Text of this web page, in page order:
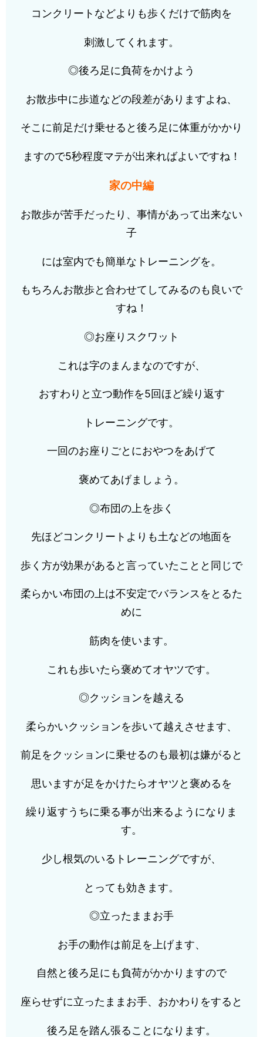
コンクリートなどよりも歩くだけで筋肉を
刺激してくれます。
◎後ろ足に負荷をかけよう
お散歩中に歩道などの段差がありますよね、
そこに前足だけ乗せると後ろ足に体重がかかり
ますので5秒程度マテが出来ればよいですね！
家の中編
お散歩が苦手だったり、事情があって出来ない
子
には室内でも簡単なトレーニングを。
もちろんお散歩と合わせてしてみるのも良いで
すね！
◎お座りスクワット
これは字のまんまなのですが、
おすわりと立つ動作を5回ほど繰り返す
トレーニングです。
一回のお座りごとにおやつをあげて
褒めてあげましょう。
◎布団の上を歩く
先ほどコンクリートよりも土などの地面を
歩く方が効果があると言っていたことと同じで
柔らかい布団の上は不安定でバランスをとるた
めに
筋肉を使います。
これも歩いたら褒めてオヤツです。
◎クッションを越える
柔らかいクッションを歩いて越えさせます、
前足をクッションに乗せるのも最初は嫌がると
思いますが足をかけたらオヤツと褒めるを
繰り返すうちに乗る事が出来るようになりま
す。
少し根気のいるトレーニングですが、
とっても効きます。
◎立ったままお手
お手の動作は前足を上げます、
自然と後ろ足にも負荷がかかりますので
座らせずに立ったままお手、おかわりをすると
後ろ足を踏ん張ることになります。